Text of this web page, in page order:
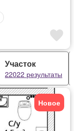
Участок
22022 результаты
Новое